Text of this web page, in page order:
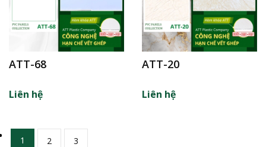
ATT-68
Liên hệ
ATT-20
Liên hệ
1 2 3